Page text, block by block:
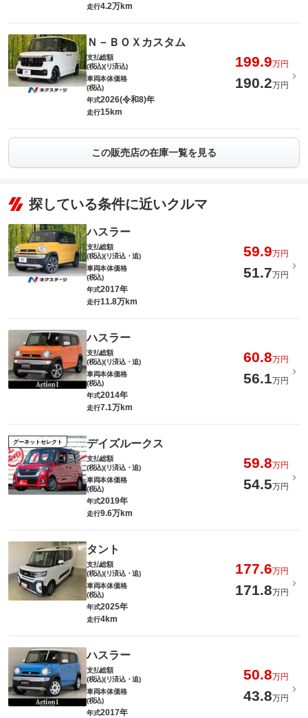
走行4.2万km
Ｎ－ＢＯＸカスタム
支払総額
(税込)(リ済込)
199.9万円
車両本体価格
(税込)
190.2万円
年式2026(令和8)年
走行15km
この販売店の在庫一覧を見る
探している条件に近いクルマ
ハスラー
支払総額
(税込)(リ済込・追)
59.9万円
車両本体価格
(税込)
51.7万円
年式2017年
走行11.8万km
ハスラー
支払総額
(税込)(リ済込・追)
60.8万円
車両本体価格
(税込)
56.1万円
年式2014年
走行7.1万km
グーネットセレクト デイズルークス
支払総額
(税込)(リ済込・追)
59.8万円
車両本体価格
(税込)
54.5万円
年式2019年
走行9.6万km
タント
支払総額
(税込)(リ済込・追)
177.6万円
車両本体価格
(税込)
171.8万円
年式2025年
走行4km
ハスラー
支払総額
(税込)(リ済込・追)
50.8万円
車両本体価格
(税込)
43.8万円
年式2017年